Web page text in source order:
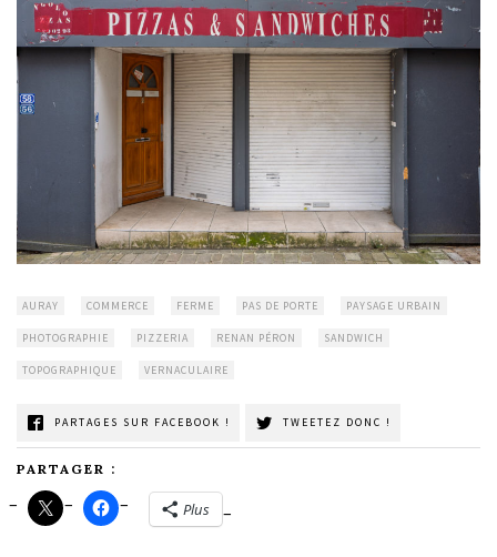
AURAY COMMERCE FERME PAS DE PORTE PAYSAGE URBAIN
PHOTOGRAPHIE PIZZERIA RENAN PÉRON SANDWICH
TOPOGRAPHIQUE VERNACULAIRE
PARTAGES SUR FACEBOOK ! TWEETEZ DONC !
PARTAGER :
Plus